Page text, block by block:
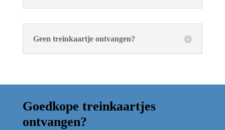
Geen treinkaartje ontvangen?
Goedkope treinkaartjes
ontvangen?